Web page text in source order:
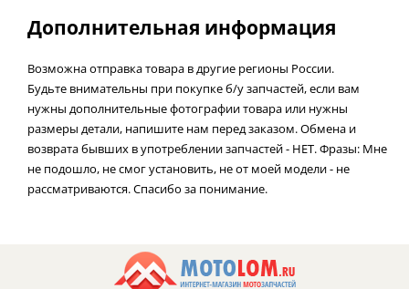
Дополнительная информация
Возможна отправка товара в другие регионы России.
Будьте внимательны при покупке б/у запчастей, если вам
нужны дополнительные фотографии товара или нужны
размеры детали, напишите нам перед заказом. Обмена и
возврата бывших в употреблении запчастей - НЕТ. Фразы: Мне
не подошло, не смог установить, не от моей модели - не
рассматриваются. Спасибо за понимание.